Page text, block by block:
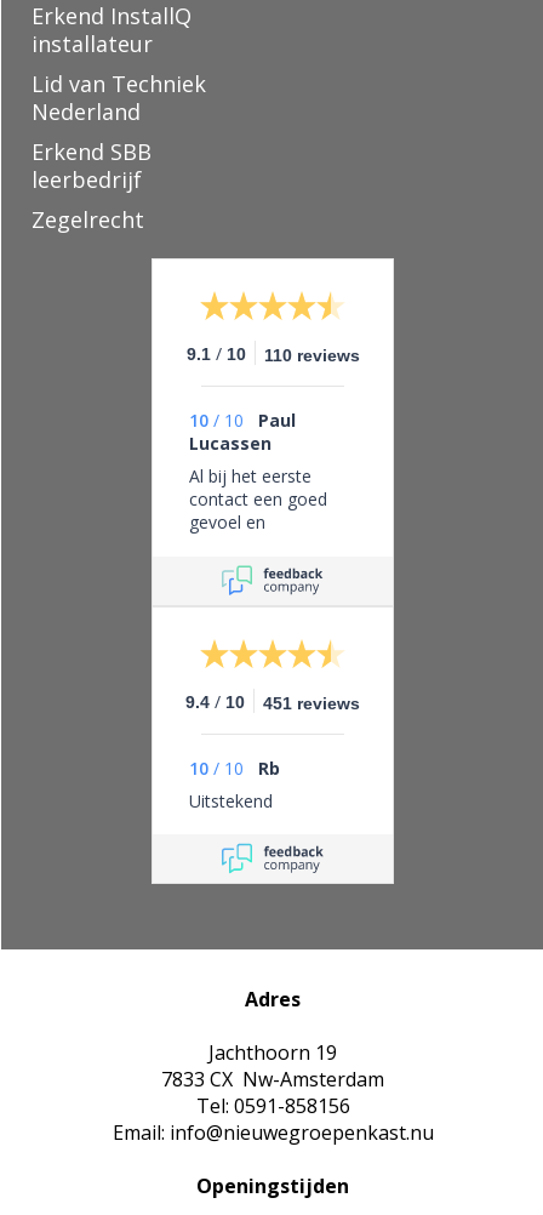
Erkend InstallQ
installateur
Lid van Techniek
Nederland
Erkend SBB
leerbedrijf
Zegelrecht
9.1 / 10 110 reviews
10 / 10
Paul
Lucassen
Al bij het eerste
contact een goed
gevoel en
bedrijf, eerlijk zaken
doen en leveren wat
je belooft.
9.4 / 10 451 reviews
10 / 10
Rb
Uitstekend
Adres
Jachthoorn 19
7833 CX Nw-Amsterdam
Tel: 0591-858156
Email: info@nieuwegroepenkast.nu
Openingstijden